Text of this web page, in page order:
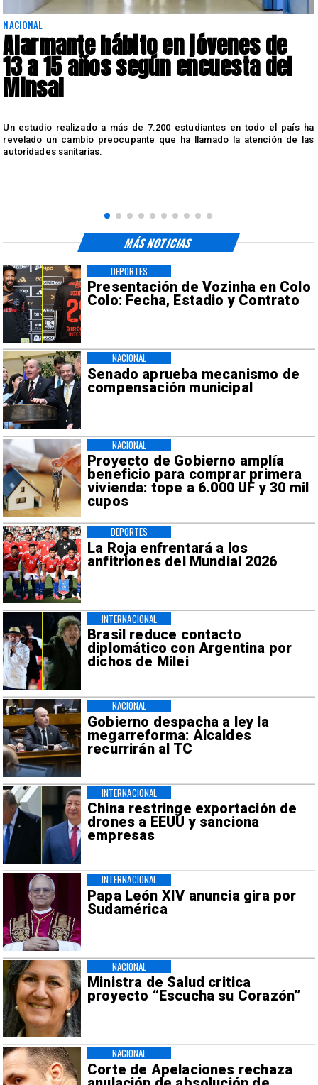
NACIONAL
Alarmante hábito en jóvenes de
13 a 15 años según encuesta del
Minsal
Un estudio realizado a más de 7.200 estudiantes en todo el país ha
revelado un cambio preocupante que ha llamado la atención de las
autoridades sanitarias.
Presentación de Vozinha en Colo
Colo: Fecha, Estadio y Contrato
DEPORTES
Senado aprueba mecanismo de
compensación municipal
NACIONAL
Proyecto de Gobierno amplía
beneficio para comprar primera
vivienda: tope a 6.000 UF y 30 mil
cupos
NACIONAL
La Roja enfrentará a los
anfitriones del Mundial 2026
DEPORTES
Brasil reduce contacto
diplomático con Argentina por
dichos de Milei
INTERNACIONAL
Gobierno despacha a ley la
megarreforma: Alcaldes
recurrirán al TC
NACIONAL
China restringe exportación de
drones a EEUU y sanciona
empresas
INTERNACIONAL
Papa León XIV anuncia gira por
Sudamérica
INTERNACIONAL
Ministra de Salud critica
proyecto “Escucha su Corazón”
NACIONAL
Corte de Apelaciones rechaza
NACIONAL
MÁS NOTICIAS